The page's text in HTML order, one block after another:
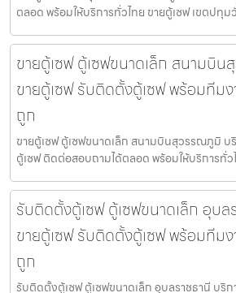
ตลอด พร้อมให้บริการทั่วไทย ขายตู้เซฟ เขตปทุม
ขายตู้เซฟ ตู้เซฟขนาดเล็ก สนามบิ
ขายตู้เซฟ รับติดตั้งตู้เซฟ พร้อมทีม
ถูก
ขายตู้เซฟ ตู้เซฟขนาดเล็ก สนามบินสุวรรณภูมิ บ
ตู้เซฟ ติดต่อสอบถามได้ตลอด พร้อมให้บริการทั่ว
รับติดตั้งตู้เซฟ ตู้เซฟขนาดเล็ก อุบล
ขายตู้เซฟ รับติดตั้งตู้เซฟ พร้อมทีม
ถูก
รับติดตั้งตู้เซฟ ตู้เซฟขนาดเล็ก อุบลราชธานี บริ